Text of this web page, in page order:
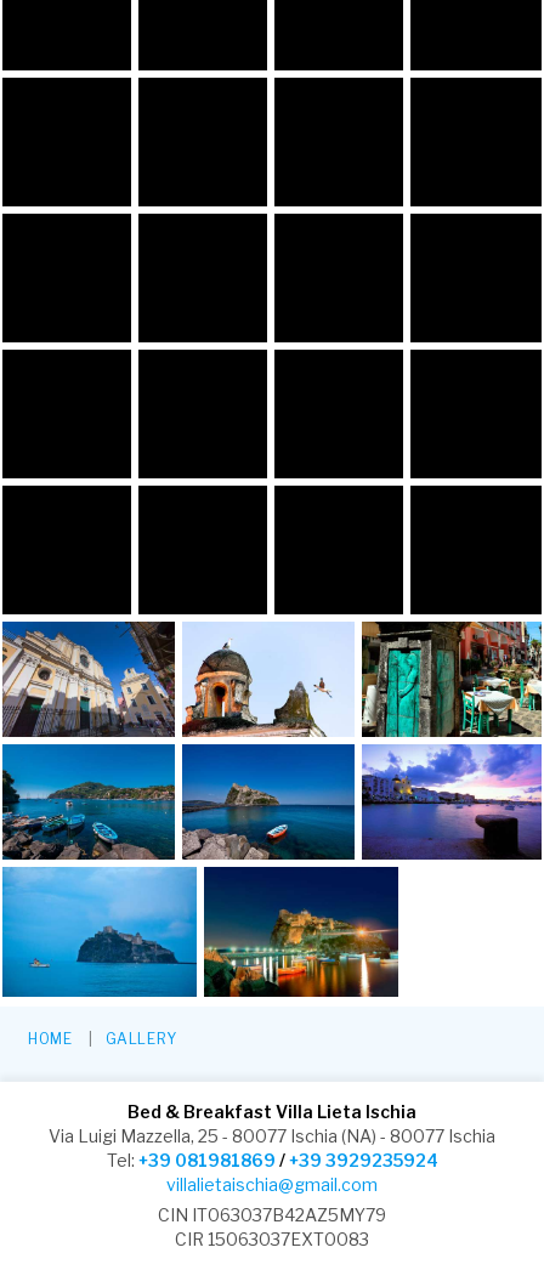
HOME GALLERY
Bed & Breakfast Villa Lieta Ischia
Via Luigi Mazzella, 25 - 80077 Ischia (NA) - 80077 Ischia
Tel: +39 081981869 /+39 3929235924
villalietaischia@gmail.com
CIN IT063037B42AZ5MY79
CIR 15063037EXT0083